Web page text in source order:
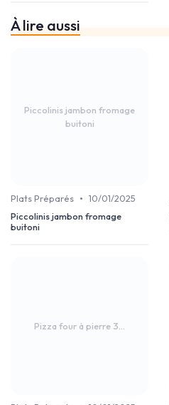
À lire aussi
Piccolinis jambon fromage
buitoni
Plats Préparés • 10/01/2025
Piccolinis jambon fromage
buitoni
Pizza four à pierre 3...